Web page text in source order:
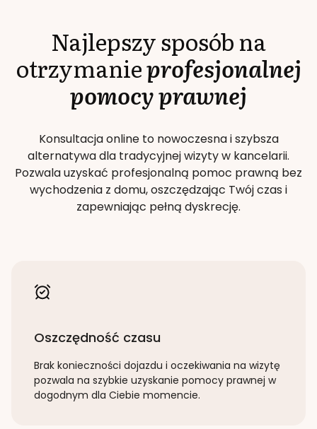
Najlepszy sposób na
otrzymanieprofesjonalnej
pomocy prawnej
Konsultacja online to nowoczesna i szybsza
alternatywa dla tradycyjnej wizyty w kancelarii.
Pozwala uzyskać profesjonalną pomoc prawną bez
wychodzenia z domu, oszczędzając Twój czas i
zapewniając pełną dyskrecję.
Oszczędność czasu
Brak konieczności dojazdu i oczekiwania na wizytę
pozwala na szybkie uzyskanie pomocy prawnej w
dogodnym dla Ciebie momencie.